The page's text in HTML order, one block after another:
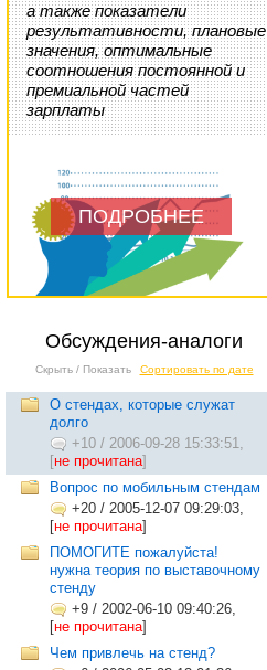
а также показатели
результативности, плановые
значения, оптимальные
соотношения постоянной и
премиальной частей
зарплаты
ПОДРОБНЕЕ
Обсуждения-аналоги
Скрыть / Показать Сортировать по дате
О стендах, которые служат
долго
+10 / 2006-09-28 15:33:51,
[не прочитана]
Вопрос по мобильным стендам
+20 / 2005-12-07 09:29:03,
[не прочитана]
ПОМОГИТЕ пожалуйста!
нужна теория по выставочному
стенду
+9 / 2002-06-10 09:40:26,
[не прочитана]
Чем привлечь на стенд?